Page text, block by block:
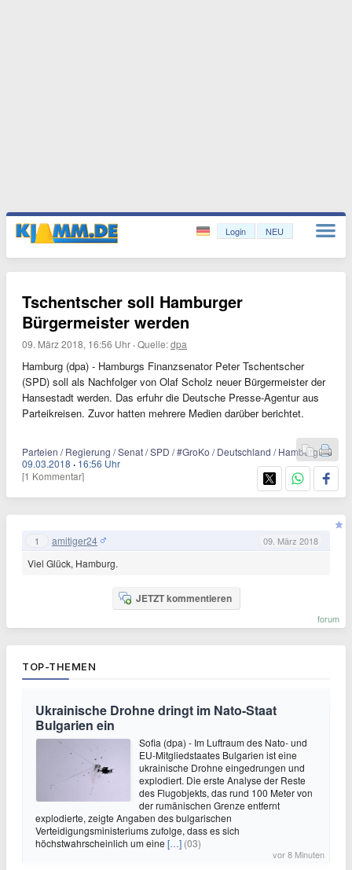
Login NEU
Tschentscher soll Hamburger
Bürgermeister werden
09. März 2018, 16:56 Uhr ·Quelle:dpa
Hamburg (dpa) - Hamburgs Finanzsenator Peter Tschentscher
(SPD) soll als Nachfolger von Olaf Scholz neuer Bürgermeister der
Hansestadt werden. Das erfuhr die Deutsche Presse-Agentur aus
Parteikreisen. Zuvor hatten mehrere Medien darüber berichtet.
Parteien / Regierung / Senat / SPD / #GroKo / Deutschland / Hamburg
09.03.2018 · 16:56 Uhr
[1 Kommentar]
1 amitiger24 09. März 2018
Viel Glück, Hamburg.
JETZT kommentieren
forum
TOP-THEMEN
Ukrainische Drohne dringt im Nato-Staat
Bulgarien ein
Sofia (dpa) - Im Luftraum des Nato- und
EU-Mitgliedstaates Bulgarien ist eine
ukrainische Drohne eingedrungen und
explodiert. Die erste Analyse der Reste
des Flugobjekts, das rund 100 Meter von
der rumänischen Grenze entfernt
explodierte, zeigte Angaben des bulgarischen
Verteidigungsministeriums zufolge, dass es sich
höchstwahrscheinlich um eine […] (03)
vor 8 Minuten